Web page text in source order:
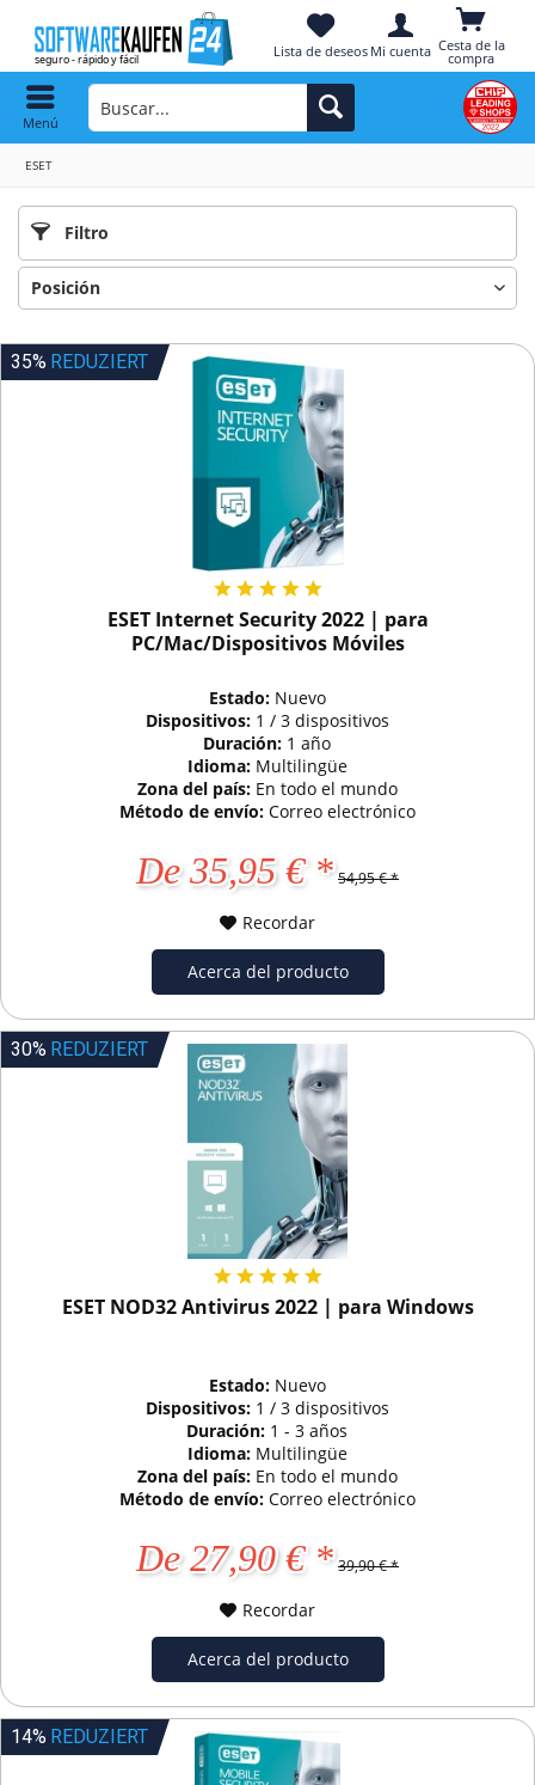
Cesta de la
compra
Lista de deseos Mi cuenta
Menú
ESET
Filtro
35% REDUZIERT
ESET Internet Security 2022 | para
PC/Mac/Dispositivos Móviles
Estado: Nuevo
Dispositivos: 1 / 3 dispositivos
Duración: 1 año
Idioma: Multilingüe
Zona del país: En todo el mundo
Método de envío: Correo electrónico
De 35,95 € * 54,95 € *
Recordar
Acerca del producto
30% REDUZIERT
ESET NOD32 Antivirus 2022 | para Windows
Estado: Nuevo
Dispositivos: 1 / 3 dispositivos
Duración: 1 - 3 años
Idioma: Multilingüe
Zona del país: En todo el mundo
Método de envío: Correo electrónico
De 27,90 € * 39,90 € *
Recordar
Acerca del producto
14% REDUZIERT